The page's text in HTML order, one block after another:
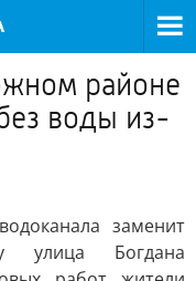
районе
воды из-
заменит
улица Богдана